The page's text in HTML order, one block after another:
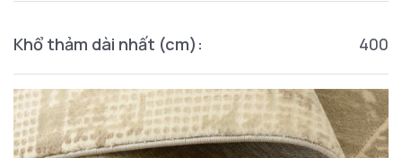
Khổ thảm dài nhất (cm): 400